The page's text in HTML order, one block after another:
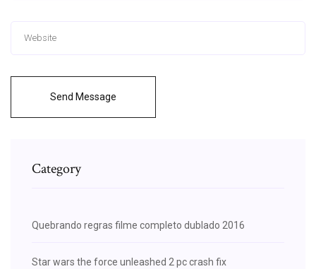
Send Message
Category
Quebrando regras filme completo dublado 2016
Star wars the force unleashed 2 pc crash fix